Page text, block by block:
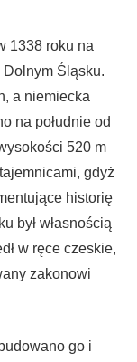
1338 roku na
Śląsku.
a niemiecka
na południe od
520 m
gdyż
historię
był własnością
w ręce czeskie,
zakonowi
go i